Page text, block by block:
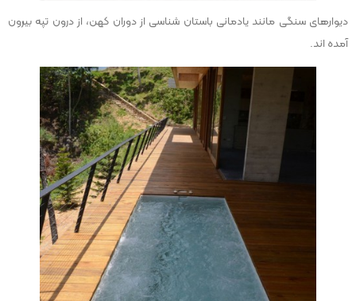
دیوارهای سنگی مانند یادمانی باستان شناسی از دوران کهن، از درون تپه بیرون
آمده اند.